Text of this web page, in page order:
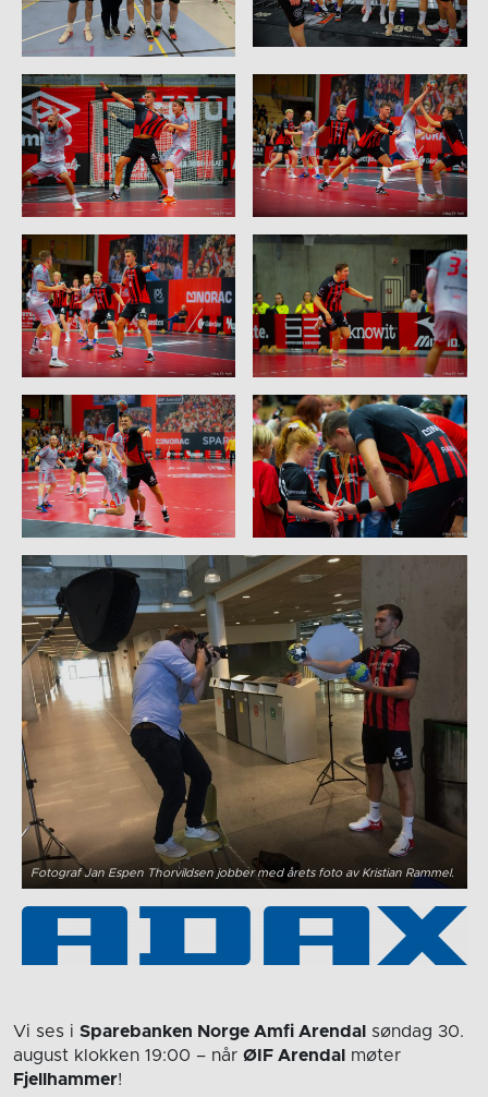
Fotograf Jan Espen Thorvildsen jobber med årets foto av Kristian Rammel.
Vi ses i Sparebanken Norge Amfi Arendal
søndag 30.
august klokken 19:00 – når ØIF Arendal
møter
Fjellhammer!